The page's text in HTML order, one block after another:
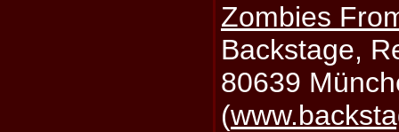
Zombies
Backstage,
80639
(